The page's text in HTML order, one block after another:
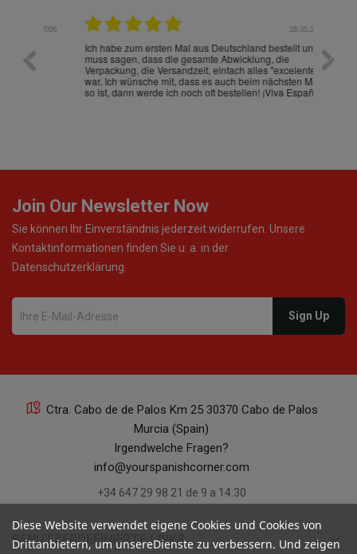
28.05.2026
Ich habe zum ersten Mal aus Deutschland bestellt und
muss sagen, dass die gesamte Abwicklung, die
Verpackung, die Versandzeit, einfach alles "excelente"
war. Ich wünsche mit, dass es auch beim nächsten Mal
so ist, dann werde ich noch oft bestellen! ¡Viva España!
Die
gut
ist
Join Our Newsletter Now
Sie können Ihr Einverständnis jederzeit widerrufen. Unsere
Kontaktinformationen finden Sie u. a. in der
Datenschutzerklärung.
Ctra. Cabo de de Palos Km 25 30370 Cabo de Palos
Murcia (Spain)
Irgendwelche Fragen?
info@yourspanishcorner.com
+34 647 29 98 21 de 9 a 14:30
BENUTZERDEFINIERTE LINKS keyboard_arrow_down
Diese Website verwendet eigene Cookies und Cookies von
Drittanbietern, um unsereDienste zu verbessern. Und zeigen